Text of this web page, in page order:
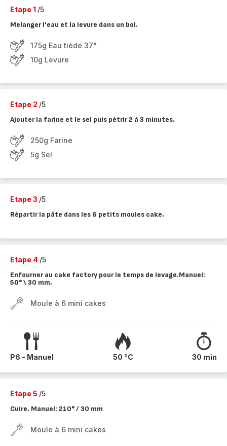
Etape 1 /5
Melanger l'eau et la levure dans un bol.
175g Eau tiède 37°
10g Levure
Etape 2 /5
Ajouter la farine et le sel puis pétrir 2 à 3 minutes.
250g Farine
5g Sel
Etape 3 /5
Répartir la pâte dans les 6 petits moules cake.
Etape 4 /5
Enfourner au cake factory pour le temps de levage.Manuel:
50° \ 30 mm.
Moule à 6 mini cakes
P6 - Manuel 50 °C 30 min
Etape 5 /5
Cuire. Manuel: 210° / 30 mm
Moule à 6 mini cakes